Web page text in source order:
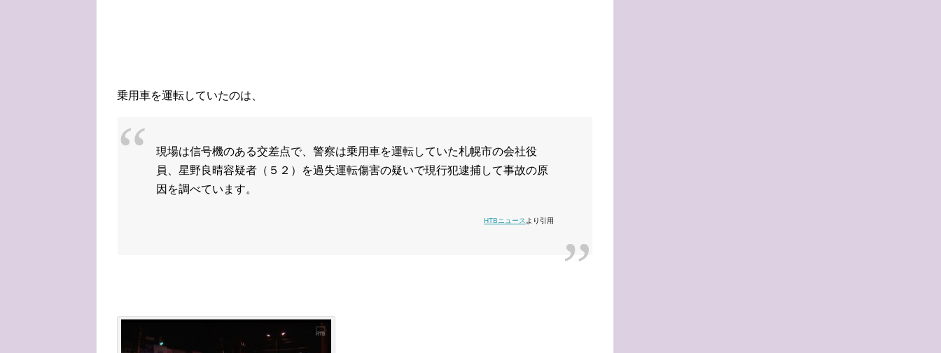
乗用車を運転していたのは、
現場は信号機のある交差点で、警察は乗用車を運転していた札幌市の会社役
員、星野良晴容疑者（５２）を過失運転傷害の疑いで現行犯逮捕して事故の原
因を調べています。
HTBニュース より引用